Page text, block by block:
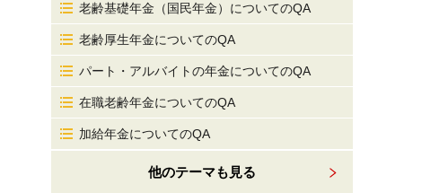
老齢基礎年金（国民年金）についてのQA
老齢厚生年金についてのQA
パート・アルバイトの年金についてのQA
在職老齢年金についてのQA
加給年金についてのQA
他のテーマも見る